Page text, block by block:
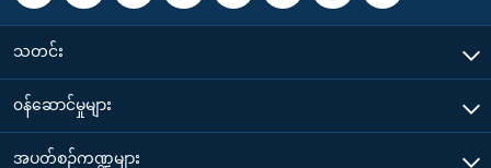
သတင်း
၀န်ဆောင်မှုများ
အပတ်စဉ်ကဏ္ဍများ